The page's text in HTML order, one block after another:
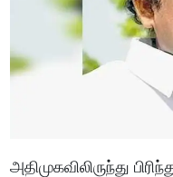
அதிமுகவிலிருந்து